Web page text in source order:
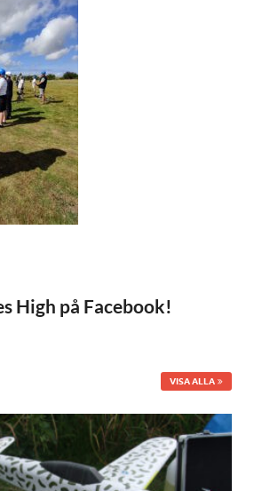
High på Facebook!
VISA ALLA